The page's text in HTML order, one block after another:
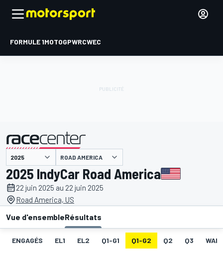
FORMULE 1MOTOGPWRCWEC
présenté par ROAD AMERICA
2025 IndyCar Road America
22 juin 2025 au 22 juin 2025
Road America, US
Vue d'ensembleRésultats
ENGAGÉS EL1 EL2 Q1-G1 Q1-G2 Q2 Q3